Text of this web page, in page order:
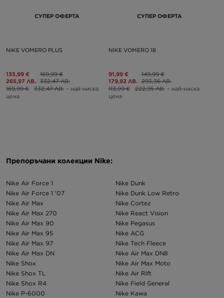
СУПЕР ОФЕРТА
NIKE VOMERO PLUS
135,99 €
265,97 ЛВ.
169,99 €
332,47 ЛВ.
169,99 €
332,47 ЛВ. – най-ниска
цена
СУПЕР ОФЕРТА
NIKE VOMERO 18
91,99 €
179,92 ЛВ.
149,99 €
293,36 ЛВ.
113,99 €
222,95 ЛВ. – най-ниска
цена
Препоръчани колекции Nike:
Nike Air Force 1
Nike Air Force 1 '07
Nike Air Max
Nike Air Max 270
Nike Air Max 90
Nike Air Max 95
Nike Air Max 97
Nike Air Max DN
Nike Shox
Nike Shox TL
Nike Shox R4
Nike P-6000
Nike Dunk
Nike Dunk Low Retro
Nike Cortez
Nike React Vision
Nike Pegasus
Nike ACG
Nike Tech Fleece
Nike Air Max DN8
Nike Air Max Moto
Nike Air Rift
Nike Field General
Nike Kawa